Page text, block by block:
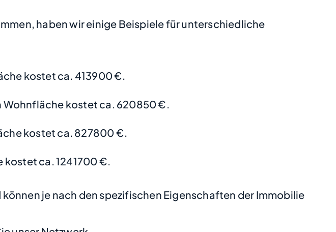
haben wir einige Beispiele für unterschiedliche
kostet ca. 413900 €.
kostet ca. 620850 €.
kostet ca. 827800 €.
ca. 1241700 €.
je nach den spezifischen Eigenschaften der Immobilie